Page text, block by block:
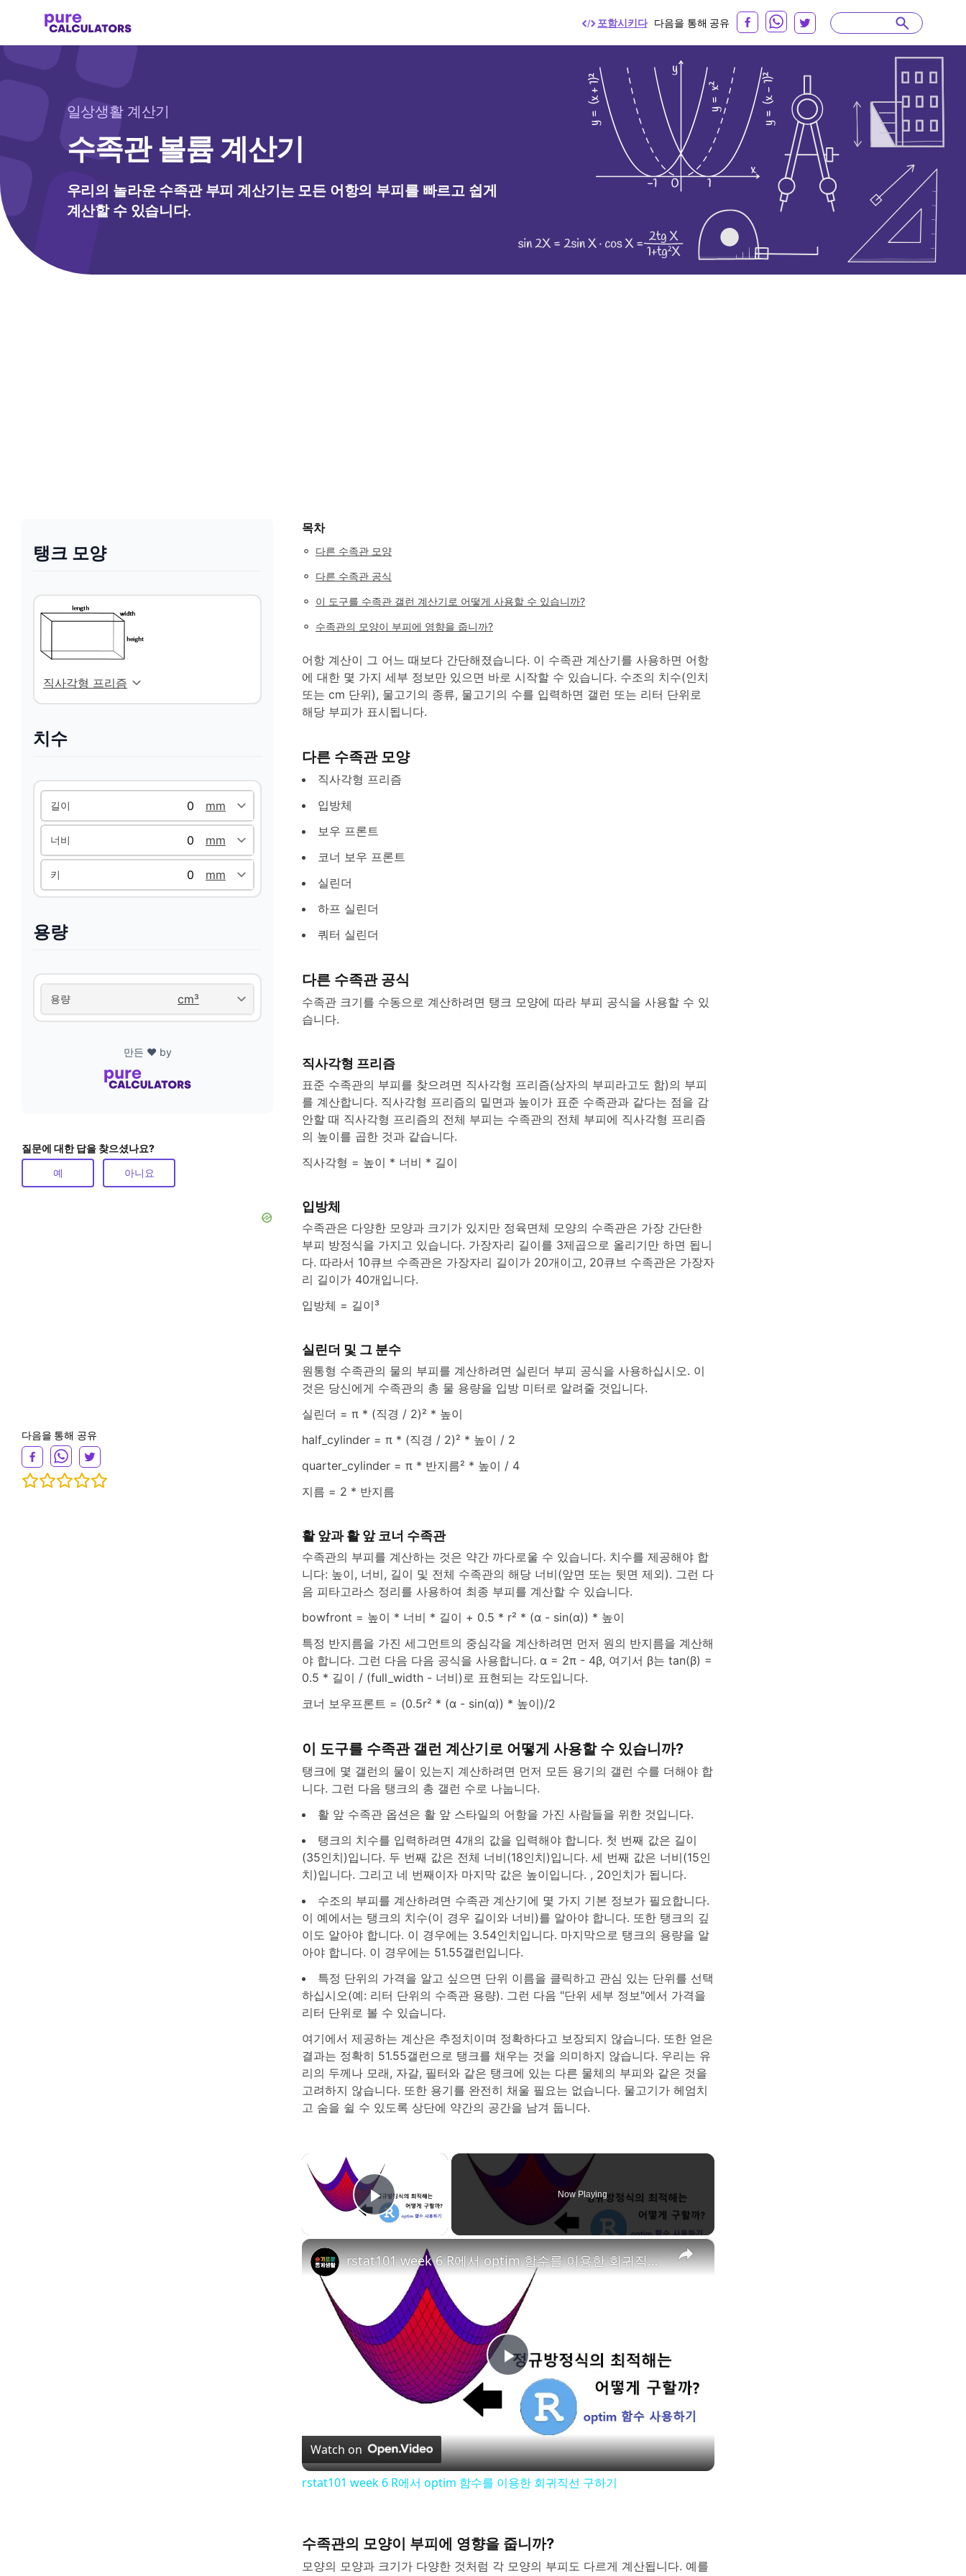
포함시키다 다음을 통해 공유
일상생활 계산기
수족관 볼륨 계산기
우리의 놀라운 수족관 부피 계산기는 모든 어항의 부피를 빠르고 쉽게
계산할 수 있습니다.
탱크 모양
치수
길이
너비
키
용량
용량
만든 ❤️ by
질문에 대한 답을 찾으셨나요?
예 아니요
다음을 통해 공유
목차
◦ 다른 수족관 모양
◦ 다른 수족관 공식
◦ 이 도구를 수족관 갤런 계산기로 어떻게 사용할 수 있습니까?
◦ 수족관의 모양이 부피에 영향을 줍니까?
어항 계산이 그 어느 때보다 간단해졌습니다. 이 수족관 계산기를 사용하면 어항
에 대한 몇 가지 세부 정보만 있으면 바로 시작할 수 있습니다. 수조의 치수(인치
또는 cm 단위), 물고기의 종류, 물고기의 수를 입력하면 갤런 또는 리터 단위로
해당 부피가 표시됩니다.
다른 수족관 모양
직사각형 프리즘
입방체
보우 프론트
코너 보우 프론트
실린더
하프 실린더
쿼터 실린더
다른 수족관 공식
수족관 크기를 수동으로 계산하려면 탱크 모양에 따라 부피 공식을 사용할 수 있
습니다.
직사각형 프리즘
표준 수족관의 부피를 찾으려면 직사각형 프리즘(상자의 부피라고도 함)의 부피
를 계산합니다. 직사각형 프리즘의 밑면과 높이가 표준 수족관과 같다는 점을 감
안할 때 직사각형 프리즘의 전체 부피는 수족관의 전체 부피에 직사각형 프리즘
의 높이를 곱한 것과 같습니다.
직사각형 = 높이 * 너비 * 길이
입방체
수족관은 다양한 모양과 크기가 있지만 정육면체 모양의 수족관은 가장 간단한
부피 방정식을 가지고 있습니다. 가장자리 길이를 3제곱으로 올리기만 하면 됩니
다. 따라서 10큐브 수족관은 가장자리 길이가 20개이고, 20큐브 수족관은 가장자
리 길이가 40개입니다.
입방체 = 길이³
실린더 및 그 분수
원통형 수족관의 물의 부피를 계산하려면 실린더 부피 공식을 사용하십시오. 이
것은 당신에게 수족관의 총 물 용량을 입방 미터로 알려줄 것입니다.
실린더 = π * (직경 / 2)² * 높이
half_cylinder = π * (직경 / 2)² * 높이 / 2
quarter_cylinder = π * 반지름² * 높이 / 4
지름 = 2 * 반지름
활 앞과 활 앞 코너 수족관
수족관의 부피를 계산하는 것은 약간 까다로울 수 있습니다. 치수를 제공해야 합
니다: 높이, 너비, 길이 및 전체 수족관의 해당 너비(앞면 또는 뒷면 제외). 그런 다
음 피타고라스 정리를 사용하여 최종 부피를 계산할 수 있습니다.
bowfront = 높이 * 너비 * 길이 + 0.5 * r² * (α - sin(α)) * 높이
특정 반지름을 가진 세그먼트의 중심각을 계산하려면 먼저 원의 반지름을 계산해
야 합니다. 그런 다음 다음 공식을 사용합니다. α = 2π - 4β, 여기서 β는 tan(β) =
0.5 * 길이 / (full_width - 너비)로 표현되는 각도입니다.
코너 보우프론트 = (0.5r² * (α - sin(α)) * 높이)/2
이 도구를 수족관 갤런 계산기로 어떻게 사용할 수 있습니까?
탱크에 몇 갤런의 물이 있는지 계산하려면 먼저 모든 용기의 갤런 수를 더해야 합
니다. 그런 다음 탱크의 총 갤런 수로 나눕니다.
활 앞 수족관 옵션은 활 앞 스타일의 어항을 가진 사람들을 위한 것입니다.
탱크의 치수를 입력하려면 4개의 값을 입력해야 합니다. 첫 번째 값은 길이
(35인치)입니다. 두 번째 값은 전체 너비(18인치)입니다. 세 번째 값은 너비(15인
치)입니다. 그리고 네 번째이자 마지막 값은 높이입니다. , 20인치가 됩니다.
수조의 부피를 계산하려면 수족관 계산기에 몇 가지 기본 정보가 필요합니다.
이 예에서는 탱크의 치수(이 경우 길이와 너비)를 알아야 합니다. 또한 탱크의 깊
이도 알아야 합니다. 이 경우에는 3.54인치입니다. 마지막으로 탱크의 용량을 알
아야 합니다. 이 경우에는 51.55갤런입니다.
특정 단위의 가격을 알고 싶으면 단위 이름을 클릭하고 관심 있는 단위를 선택
하십시오(예: 리터 단위의 수족관 용량). 그런 다음 "단위 세부 정보"에서 가격을
리터 단위로 볼 수 있습니다.
여기에서 제공하는 계산은 추정치이며 정확하다고 보장되지 않습니다. 또한 얻은
결과는 정확히 51.55갤런으로 탱크를 채우는 것을 의미하지 않습니다. 우리는 유
리의 두께나 모래, 자갈, 필터와 같은 탱크에 있는 다른 물체의 부피와 같은 것을
고려하지 않습니다. 또한 용기를 완전히 채울 필요는 없습니다. 물고기가 헤엄치
고 숨을 쉴 수 있도록 상단에 약간의 공간을 남겨 둡니다.
×
Play Video
Now Playing
×
P
a
V
rstat101 week 6 R에서 optim 함수를 이용한 회귀직선 구하기
Watch on
rstat101 week 6 R에서 optim 함수를 이용한 회귀직선 구하기
수족관의 모양이 부피에 영향을 줍니까?
모양의 모양과 크기가 다양한 것처럼 각 모양의 부피도 다르게 계산됩니다. 예를